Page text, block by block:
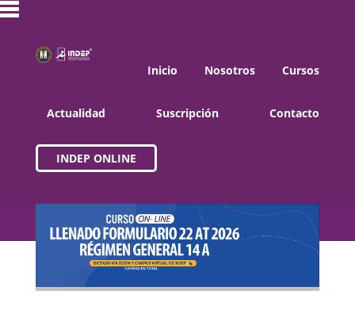
Inicio Nosotros Cursos
Actualidad Suscripción Contacto
INDEP ONLINE